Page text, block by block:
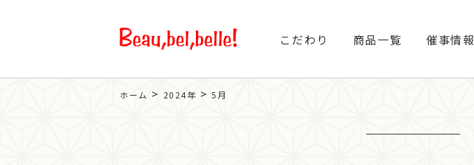
こだわり 商品一覧 催事情報
ホーム > 2024年 >5月